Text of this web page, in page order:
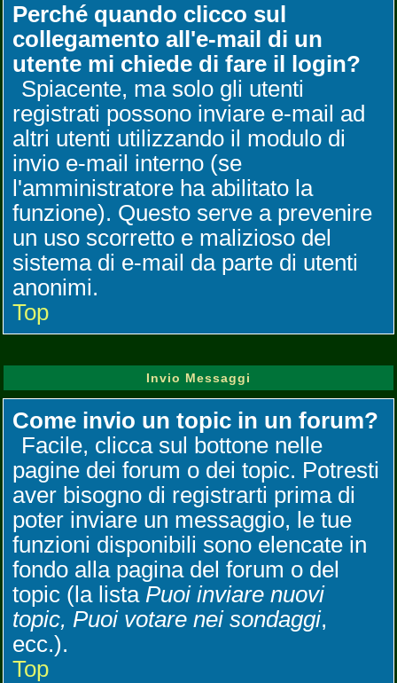
Perché quando clicco sul
collegamento all'e-mail di un
utente mi chiede di fare il login?
Spiacente, ma solo gli utenti
registrati possono inviare e-mail ad
altri utenti utilizzando il modulo di
invio e-mail interno (se
l'amministratore ha abilitato la
funzione). Questo serve a prevenire
un uso scorretto e malizioso del
sistema di e-mail da parte di utenti
anonimi.
Top
Invio Messaggi
Come invio un topic in un forum?
Facile, clicca sul bottone nelle
pagine dei forum o dei topic. Potresti
aver bisogno di registrarti prima di
poter inviare un messaggio, le tue
funzioni disponibili sono elencate in
fondo alla pagina del forum o del
topic (la lista Puoi inviare nuovi
topic, Puoi votare nei sondaggi,
ecc.).
Top